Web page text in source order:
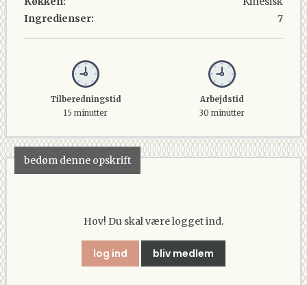
Ingredienser:
7
Tilberedningstid
15 minutter
Arbejdstid
30 minutter
bedøm denne opskrift
Hov! Du skal være logget ind.
log ind bliv medlem